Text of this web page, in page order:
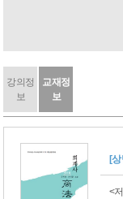
강의정
보
교재정
보
[상
<